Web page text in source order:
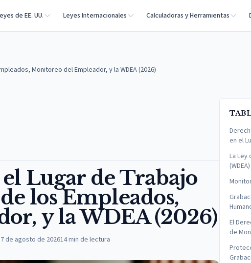
de EE. UU. Leyes Internacionales Calculadoras y Herramientas
Monitoreo del Empleador, y la WDEA (2026)
Lugar de Trabajo
los Empleados,
y la WDEA (2026)
7 de agosto de 202614min de lectura
en el
La Ley
(WDEA)
El
de